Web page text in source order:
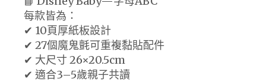
每款皆為：
✔ 10頁厚紙板設計
✔ 27個魔鬼氈可重複黏貼配件
✔ 大尺寸 26×20.5cm
✔ 適合3–5歲親子共讀